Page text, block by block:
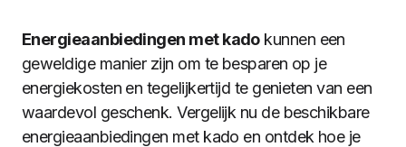
Energieaanbiedingen met kadokunnen een
geweldige manier zijn om te besparen op je
energiekosten en tegelijkertijd te genieten van een
waardevol geschenk. Vergelijk nu de beschikbare
energieaanbiedingen met kado en ontdek hoe je